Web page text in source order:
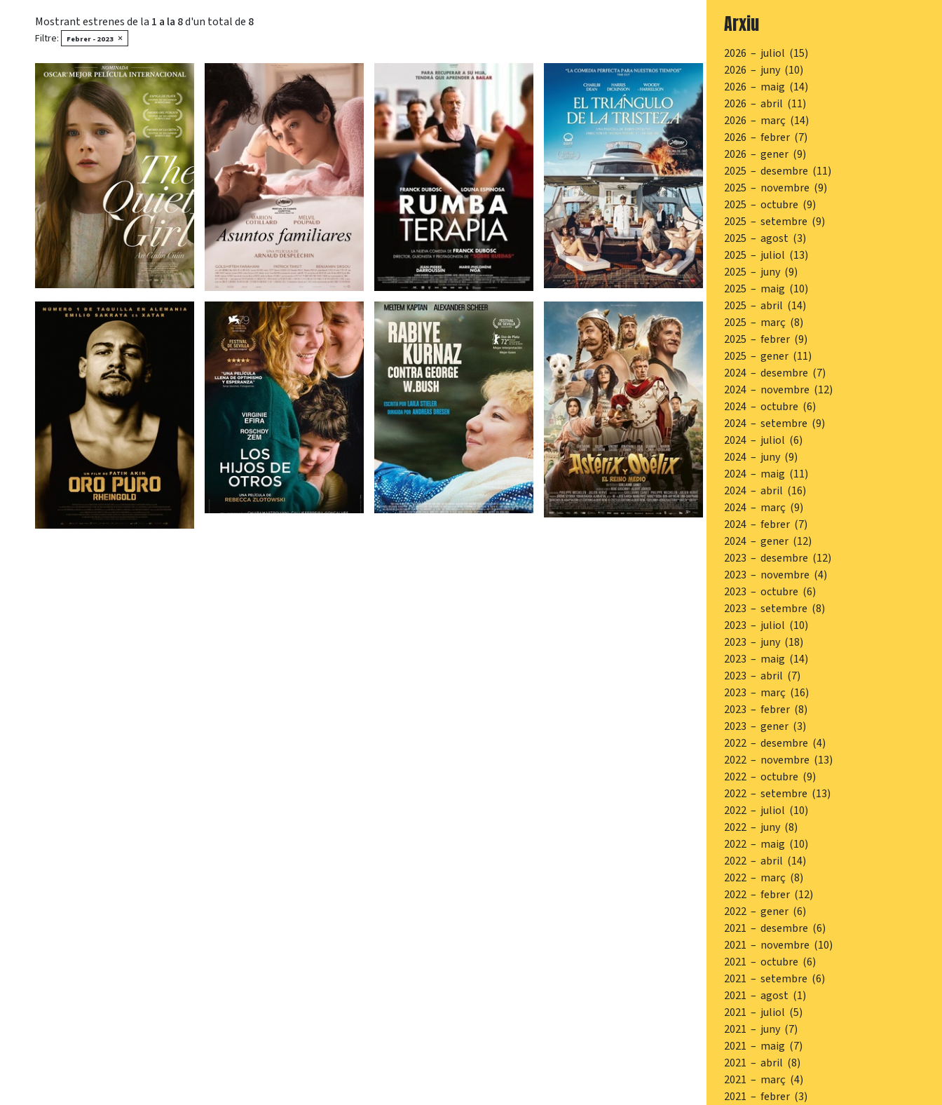
Mostrant estrenes de la 1 a la 8d'un total de 8
Filtre: Febrer - 2023 ×
Arxiu
2026 – juliol (15)
2026 – juny (10)
2026 – maig (14)
2026 – abril (11)
2026 – març (14)
2026 – febrer (7)
2026 – gener (9)
2025 – desembre (11)
2025 – novembre (9)
2025 – octubre (9)
2025 – setembre (9)
2025 – agost (3)
2025 – juliol (13)
2025 – juny (9)
2025 – maig (10)
2025 – abril (14)
2025 – març (8)
2025 – febrer (9)
2025 – gener (11)
2024 – desembre (7)
2024 – novembre (12)
2024 – octubre (6)
2024 – setembre (9)
2024 – juliol (6)
2024 – juny (9)
2024 – maig (11)
2024 – abril (16)
2024 – març (9)
2024 – febrer (7)
2024 – gener (12)
2023 – desembre (12)
2023 – novembre (4)
2023 – octubre (6)
2023 – setembre (8)
2023 – juliol (10)
2023 – juny (18)
2023 – maig (14)
2023 – abril (7)
2023 – març (16)
2023 – febrer (8)
2023 – gener (3)
2022 – desembre (4)
2022 – novembre (13)
2022 – octubre (9)
2022 – setembre (13)
2022 – juliol (10)
2022 – juny (8)
2022 – maig (10)
2022 – abril (14)
2022 – març (8)
2022 – febrer (12)
2022 – gener (6)
2021 – desembre (6)
2021 – novembre (10)
2021 – octubre (6)
2021 – setembre (6)
2021 – agost (1)
2021 – juliol (5)
2021 – juny (7)
2021 – maig (7)
2021 – abril (8)
2021 – març (4)
2021 – febrer (3)